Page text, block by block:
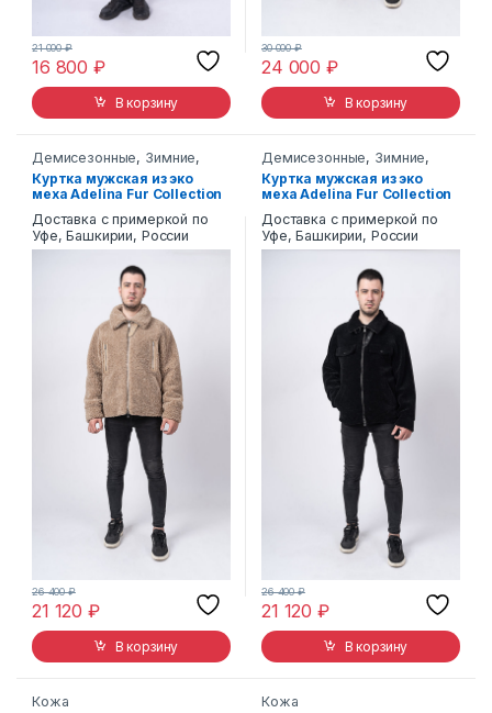
16 800₽
21 000₽
В корзину
24 000₽
30 000₽
В корзину
Демисезонные, Зимние,
Шубы
Куртка мужская из эко
меха Adelina Fur Collection
Доставка с примеркой по
Уфе, Башкирии, России
21 120₽
26 400₽
В корзину
Демисезонные, Зимние,
Куртки
Куртка мужская из эко
меха Adelina Fur Collection
Доставка с примеркой по
Уфе, Башкирии, России
21 120₽
26 400₽
В корзину
Кожа
Кожа